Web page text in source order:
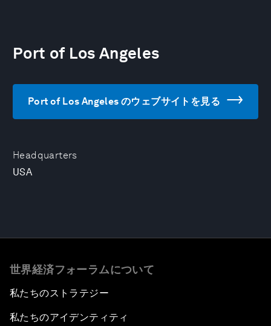
Headquarters
USA
Port of Los Angeles
Port of Los Angeles のウェブサイトを見る
世界経済フォーラムについて
私たちのストラテジー
私たちのアイデンティティ